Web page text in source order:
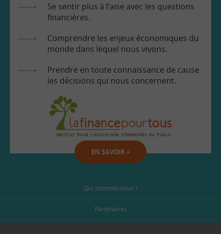
Se sentir plus à l’aise avec les questions
financières.
Comprendre les enjeux économiques du
monde dans lequel nous vivons.
Prendre en toute connaissance de cause
les décisions qui nous concernent.
EN SAVOIR +
Qui sommes-nous ?
Partenaires